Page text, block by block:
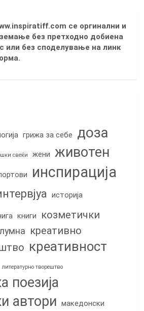
се оргинални и
без претходно добиена
или без споделување на линк
грижа за себе
доза
свеќи жени животен
инспирација
историја
книги
козметички
креативно
креативност
литературно творештво
поезија
автори македонски